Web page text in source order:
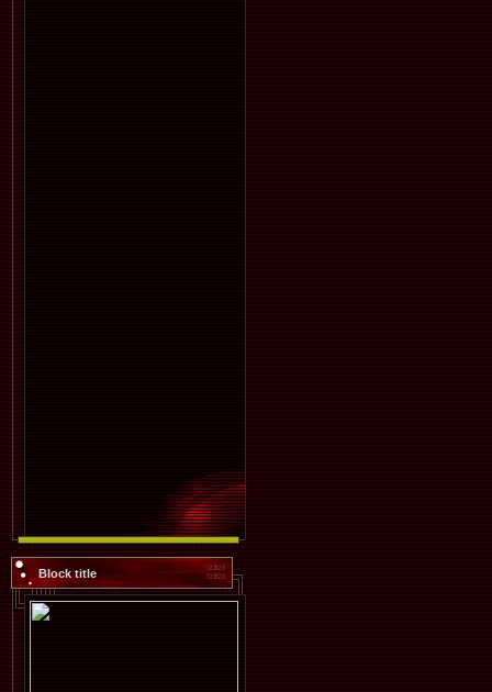
Block title